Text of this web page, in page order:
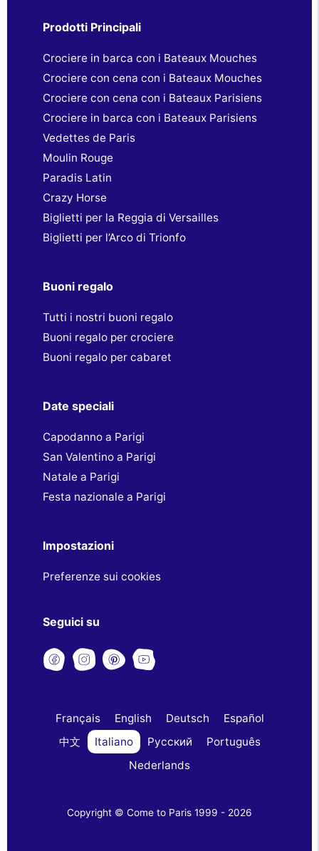
Prodotti Principali
Crociere in barca con i Bateaux Mouches
Crociere con cena con i Bateaux Mouches
Crociere con cena con i Bateaux Parisiens
Crociere in barca con i Bateaux Parisiens
Vedettes de Paris
Moulin Rouge
Paradis Latin
Crazy Horse
Biglietti per la Reggia di Versailles
Biglietti per l’Arco di Trionfo
Buoni regalo
Tutti i nostri buoni regalo
Buoni regalo per crociere
Buoni regalo per cabaret
Date speciali
Capodanno a Parigi
San Valentino a Parigi
Natale a Parigi
Festa nazionale a Parigi
Impostazioni
Preferenze sui cookies
Seguici su
Français English Deutsch
Español
中文
Italiano Русский
Português
Nederlands
Copyright © Come to Paris 1999 - 2026